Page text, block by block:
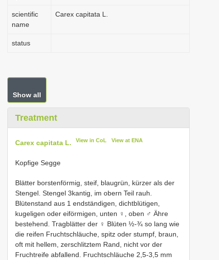
scientific
name
Carex capitata L.
status
Show all
Treatment
Carex capitata L. View in CoL View at ENA
Kopfige Segge
Blätter borstenförmig, steif, blaugrün, kürzer als der
Stengel. Stengel 3kantig, im obern Teil rauh.
Blütenstand aus 1 endständigen, dichtblütigen,
kugeligen oder eiförmigen, unten ♀, oben ♂ Ähre
bestehend. Tragblätter der ♀ Blüten ½-¾ so lang wie
die reifen Fruchtschläuche, spitz oder stumpf, braun,
oft mit hellem, zerschlitztem Rand, nicht vor der
Fruchtreife abfallend. Fruchtschläuche 2,5-3,5 mm